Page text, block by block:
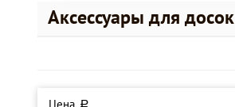
Аксессуары для досок
a